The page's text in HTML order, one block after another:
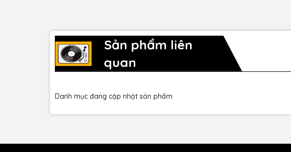
Sản phẩm liên
quan
Danh mục đang cập nhật sản phẩm